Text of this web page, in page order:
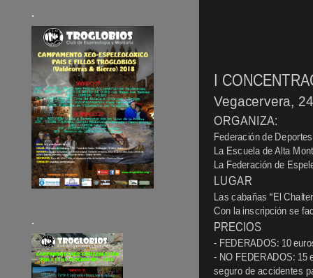
I
Vegacervera,
ORGANIZA:
Federación de
La Escuela de Alta
La Federación de
LUGAR
Las cabañas “El
Con la inscripción se
PRECIOS
- FEDERADOS: 10
- NO FEDERADOS: 15
seguro de accidentes
.
.